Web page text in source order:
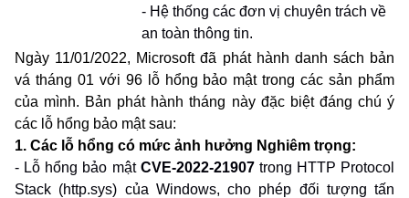
- Hệ thống các đơn vị chuyên trách về
an toàn thông tin.
Ngày 11/01/2022, Microsoft đã phát hành danh sách bản
vá tháng 01 với 96 lỗ hổng bảo mật trong các sản phẩm
của mình. Bản phát hành tháng này đặc biệt đáng chú ý
các lỗ hổng bảo mật sau:
1. Các lỗ hổng có mức ảnh hưởng Nghiêm trọng:
- Lỗ hổng bảo mật CVE-2022-21907 trong HTTP Protocol
Stack (http.sys) của Windows, cho phép đối tượng tấn